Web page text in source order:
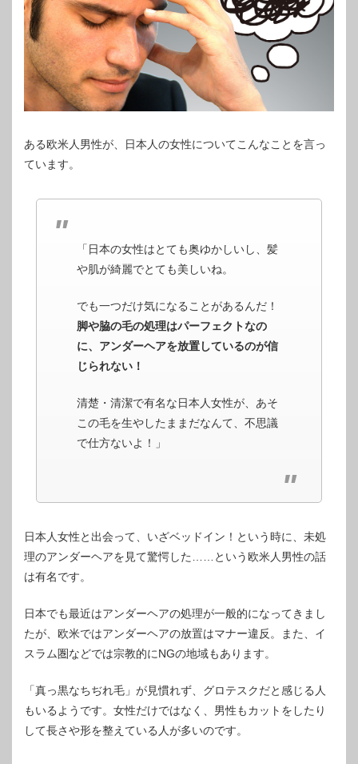
ある欧米人男性が、日本人の女性についてこんなことを言っ
ています。
「日本の女性はとても奥ゆかしいし、髪
や肌が綺麗でとても美しいね。
でも一つだけ気になることがあるんだ！
脚や脇の毛の処理はパーフェクトなの
に、アンダーヘアを放置しているのが信
じられない！
清楚・清潔で有名な日本人女性が、あそ
この毛を生やしたままだなんて、不思議
で仕方ないよ！」
日本人女性と出会って、いざベッドイン！という時に、未処
理のアンダーヘアを見て驚愕した……という欧米人男性の話
は有名です。
日本でも最近はアンダーヘアの処理が一般的になってきまし
たが、欧米ではアンダーヘアの放置はマナー違反。また、イ
スラム圏などでは宗教的にNGの地域もあります。
「真っ黒なちぢれ毛」が見慣れず、グロテスクだと感じる人
もいるようです。女性だけではなく、男性もカットをしたり
して長さや形を整えている人が多いのです。